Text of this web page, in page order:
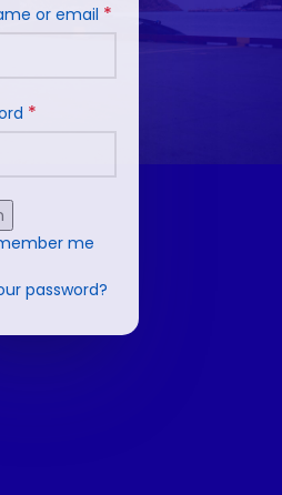
or email *
*
me
password?